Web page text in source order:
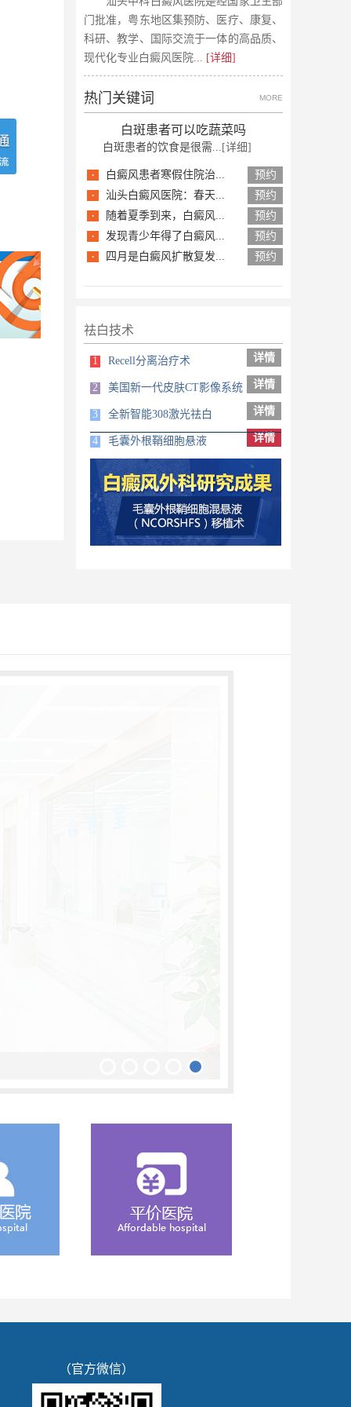
门批准，粤东地区集预防、医疗、康复、
科研、教学、国际交流于一体的高品质、
现代化专业白癜风医院... [详细]
热门关键词 MORE
白斑患者可以吃蔬菜吗
白斑患者的饮食是很需... [详细]
· 白癜风患者寒假住院治... 预约
· 汕头白癜风医院：春天... 预约
· 随着夏季到来，白癜风... 预约
· 发现青少年得了白癜风... 预约
· 四月是白癜风扩散复发... 预约
祛白技术
1 Recell分离治疗术 详情
2 美国新一代皮肤CT影像系统 详情
3 全新智能308激光祛白 详情
4 毛囊外根鞘细胞悬液 详情
（官方微信）